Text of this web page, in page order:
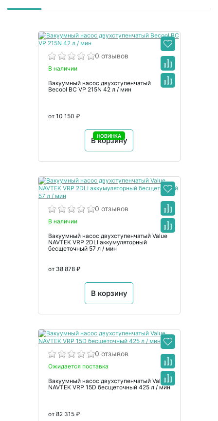
0 отзывов
В наличии
Вакуумный насос двухступенчатый
Becool BC VP 215N 42 л / мин
от 10 150 ₽
В корзину
НОВИНКА
0 отзывов
В наличии
Вакуумный насос двухступенчатый Value
NAVTEK VRP 2DLI аккумуляторный
бесщеточный 57 л / мин
от 38 878 ₽
В корзину
0 отзывов
Ожидается поставка
Вакуумный насос двухступенчатый Value
NAVTEK VRP 15D бесщеточный 425 л / мин
от 82 315 ₽